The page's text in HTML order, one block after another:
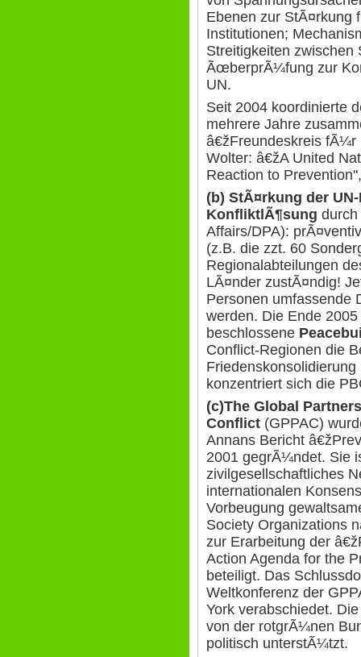
Ebenen zur StÃ¤rkung
Institutionen;
Streitigkeiten zwischen
ÃœberprÃ¼fung zur
UN.
Seit 2004 koordinierte
mehrere Jahre
â€žFreundeskreis fÃ¼r
Wolter: â€žA United
Reaction to
(b) StÃ¤rkung der
KonfliktlÃ¶sung
Affairs/DPA):
(z.B. die zzt. 60
Regionalabteilungen
LÃ¤nder zustÃ¤ndig!
Personen umfassende
werden. Die Ende
beschlossene
Conflict-Regionen die
konzentriert sich die
(c)The Global
Conflict (GPPAC)
Annans Bericht
2001 gegrÃ¼ndet. Sie
zivilgesellschaftliches
internationalen
Vorbeugung
Society Organizations
zur Erarbeitung der
Action Agenda for the
beteiligt. Das
Weltkonferenz der
York verabschiedet.
von der rotgrÃ¼nen
politisch unterstÃ¼tzt.